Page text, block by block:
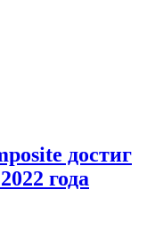
достиг
года